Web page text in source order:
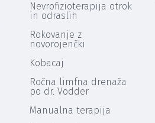
Nevrofizioterapija otrok
in odraslih
Rokovanje z
novorojenčki
Kobacaj
Ročna limfna drenaža
po dr. Vodder
Manualna terapija